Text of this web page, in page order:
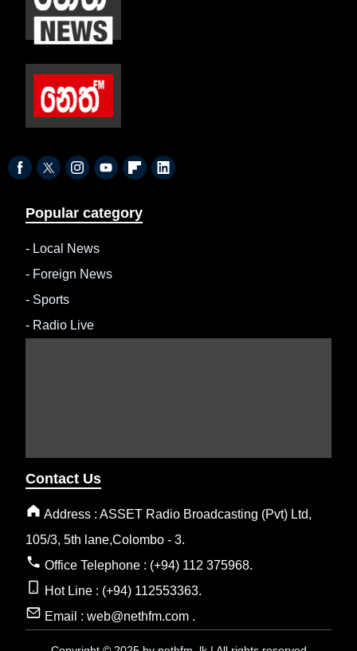
Popular category
- Local News
- Foreign News
- Sports
- Radio Live
Contact Us
Address : ASSET Radio Broadcasting (Pvt) Ltd,
105/3, 5th lane,Colombo - 3.
Office Telephone : (+94) 112 375968.
Hot Line : (+94) 112553363.
Email : web@nethfm.com .